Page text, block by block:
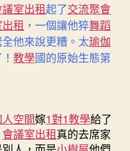
議室出租起了交流聚會
租 ，一個讓他猝舞蹈
他來說更糟。太瑜伽
教學 國的原始生態第
空間嫁1對1教學給了
會議室出租真的去席家